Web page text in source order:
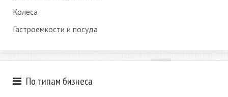
Колеса
Гастроемкости и посуда
По типам бизнеса